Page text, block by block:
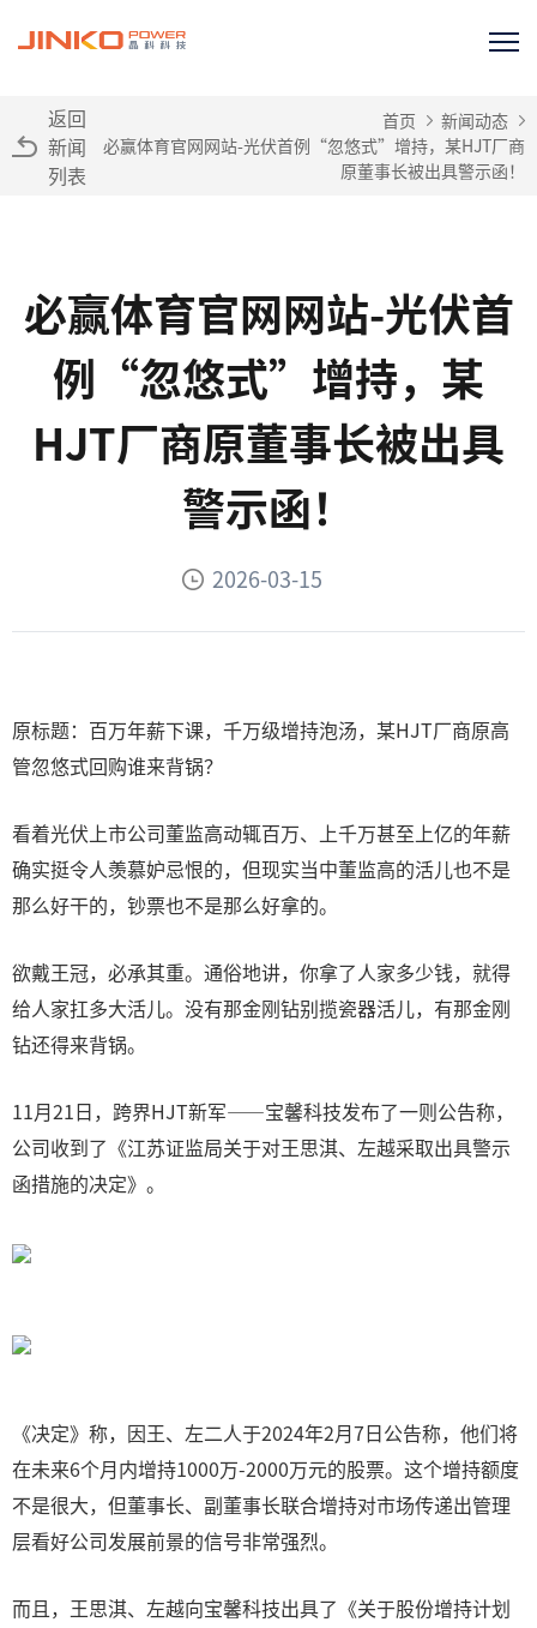
返回
新闻
列表
首页
新闻动态
必赢体育官网网站-光伏首例“忽悠式”增持，某HJT厂商
原董事长被出具警示函！
必赢体育官网网站-光伏首
例“忽悠式”增持，某
HJT厂商原董事长被出具
警示函！
2026-03-15
原标题：百万年薪下课，千万级增持泡汤，某HJT厂商原高
管忽悠式回购谁来背锅？
看着光伏上市公司董监高动辄百万、上千万甚至上亿的年薪
确实挺令人羡慕妒忌恨的，但现实当中董监高的活儿也不是
那么好干的，钞票也不是那么好拿的。
欲戴王冠，必承其重。通俗地讲，你拿了人家多少钱，就得
给人家扛多大活儿。没有那金刚钻别揽瓷器活儿，有那金刚
钻还得来背锅。
11月21日，跨界HJT新军——宝馨科技发布了一则公告称，
公司收到了《江苏证监局关于对王思淇、左越采取出具警示
函措施的决定》。
《决定》称，因王、左二人于2024年2月7日公告称，他们将
在未来6个月内增持1000万-2000万元的股票。这个增持额度
不是很大，但董事长、副董事长联合增持对市场传递出管理
层看好公司发展前景的信号非常强烈。
而且，王思淇、左越向宝馨科技出具了《关于股份增持计划